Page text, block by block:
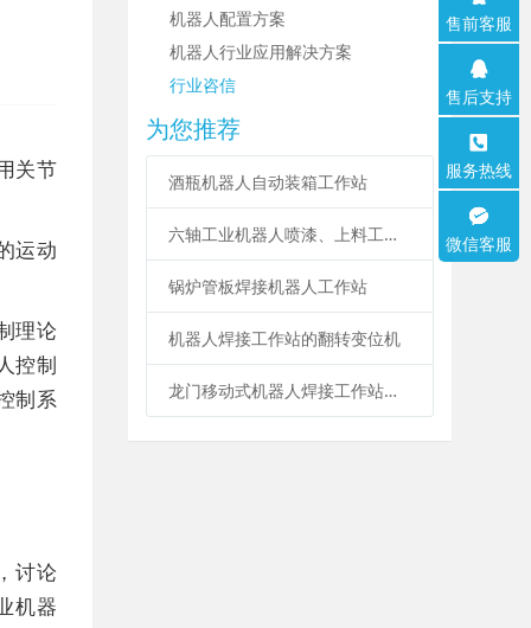
关节
运动
理论
控制
制系
讨论
机器
机器人配置方案
机器人行业应用解决方案
行业咨信
为您推荐
酒瓶机器人自动装箱工作站
六轴工业机器人喷漆、上料工作站
锅炉管板焊接机器人工作站
机器人焊接工作站的翻转变位机
龙门移动式机器人焊接工作站系统
售前客服
售后支持
服务热线
微信客服